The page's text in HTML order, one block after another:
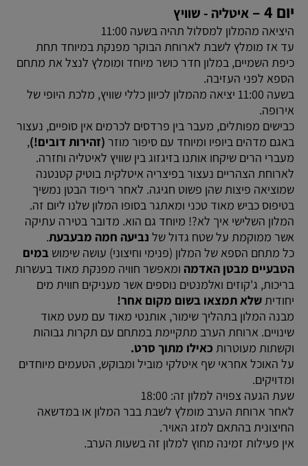
יום 4 – איטליה - שוויץ
היציאה מהמלון למסלול תהיה בשעה 11:00
עד אז מומלץ לשבת לארוחת הבוקר מפנקת במיוחד תחת
כיפת השמיים, במלון חדר כושר מיוחד ומומלץ לנצל את מתחם
הספא לפני העזיבה.
בשעה 11:00 יציאה מהמלון לכיוון כללי שוויץ, מלכת היופי של
אירופה.
כבישים מפותלים, מעבר בין פרדסים לכרמים אין סופיים, נעצור
באגם מדהים ביופיו ומיוחד עם סיפור מוזר (זהירות דובים!),
מעברי הרים שיקחו אותנו בזיגזוג בין שוויץ לאיטליה וחזרה.
לארוחת הצהריים נעצור בפיצריה איטלקית בוטיק קטנטנה
שמוציאה פיצות שהן פשוט חגיגה. לאחר ריפוד הבטן נמשיך
בטיפוס כביש מאוד טכני ומאתגר בסופו המלון שלנו ליום זה.
המלון השלישי איך לא?! מיוחד גם הוא. מדובר בטירה עתיקה
אשר ממוקמת על שטח גדול של נביעה חמה מבעבעת.
כל מתחם הספא של המלון (פנימי וחיצוני) עושה שימוש במים
הטבעיים מבטן האדמה ומאפשר חוויה מפנקת מאוד בעשרות
בריכות, ג'קוזים ואלמנטים נוספים אשר מעניקים חווית מים
יחודיתשלא תמצאו בשום מקום אחר!
מבנה המלון בתהליך שימור, אותנטי מאוד עם מעט מאוד
שינויים. ארוחת הערב מתקיימת במתחם עם תקרות גבוהות
וקשתות מעוטרות כאילו מתוך סרט.
על האוכל אחראי שף איטלקי מוביל ומבוקש, הטעמים מיוחדים
ומדויקים.
שעת הגעה צפויה למלון זה: 18:00
לאחר ארוחת הערב מומלץ לשבת בבר המלון או במדשאה
החיצונית בהתאם למזג האויר.
אין פעילות זמינה מחוץ למלון זה בשעות הערב.